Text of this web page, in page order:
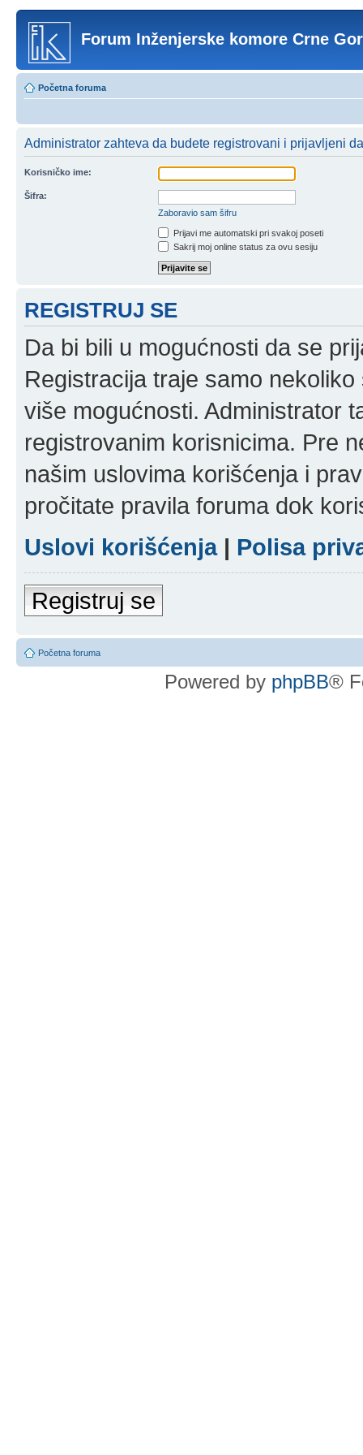
Forum Inženjerske komore Crne
Početna foruma
Administrator zahteva da budete registrovani i prijavljeni
Korisničko ime:
Šifra:
Zaboravio sam šifru
Prijavi me automatski pri svakoj poseti
Sakrij moj online status za ovu sesiju
REGISTRUJ SE
Da bi bili u mogućnosti da se
Registracija traje samo
više mogućnosti. Administrator
registrovanim korisnicima. Pre
našim uslovima korišćenja i
pročitate pravila foruma dok
Uslovi korišćenja| Polisa
Registruj se
Početna foruma
Powered by phpBB®